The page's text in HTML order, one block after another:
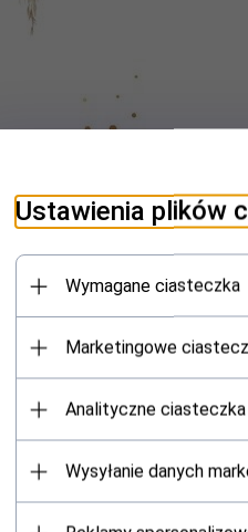
Ustawienia plików
Wymagane ciasteczka
Marketingowe
Analityczne ciasteczka
Wysyłanie danych